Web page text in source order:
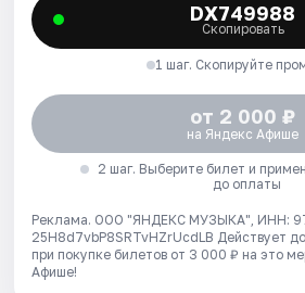
DX749988
Скопировать
1 шаг. Скопируйте
от 2 000 ₽
на Яндекс Афише
2 шаг. Выберите билет и
до оплаты
Реклама. ООО "ЯНДЕКС МУЗЫКА", ИНН:
25H8d7vbP8SRTvHZrUcdLB Действует
при покупке билетов от 3 000 ₽ на это
Афише!